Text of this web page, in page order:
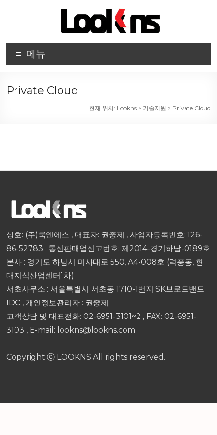
Lookns
Lookns
메뉴
Private Cloud
현재 위치: Lookns> 기술지원 > Private Cloud
상호: (주)룩엔에스 , 대표자: 권중제 , 사업자등록번호: 126-
86-52783 , 통신판매업신고번호: 제2014-경기하남-0189호
본사 : 경기도 하남시 미사대로 550, A4-008호 (덕풍동, 현
대지식산업센터1차)
서초사무소 : 서울특별시 서초동 1710-1번지 SK브로드밴드
IDC , 개인정보관리자 : 권중제
고객상담 및 대표전화: 02-6951-3101~2 , FAX: 02-6951-
3103 , E-mail: lookns@lookns.com
Copyright ⓒ LOOKNS All rights reserved.